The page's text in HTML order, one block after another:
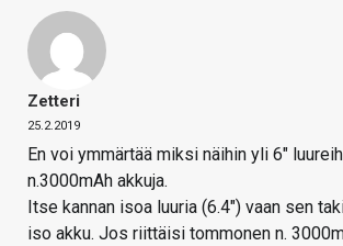
Zetteri
25.2.2019
En voi ymmärtää miksi näihin yli 6"
n.3000mAh akkuja.
Itse kannan isoa luuria (6.4") vaan sen
iso akku. Jos riittäisi tommonen n.